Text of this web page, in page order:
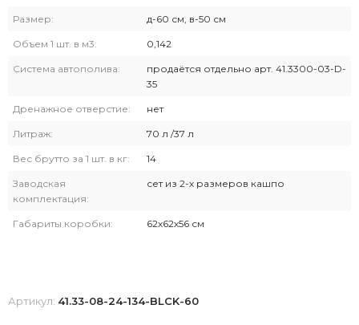
Размер: д-60 см, в-50 см
Объем 1 шт. в м3: 0,142
Система автополива:
продаётся отдельно арт. 41.3300-03-D-
35
Дренажное отверстие: нет
Литраж: 70 л /37 л
Вес брутто за 1 шт. в кг: 14
Заводская
комплектация:
сет из 2-х размеров кашпо
Габариты коробки: 62х62х56 см
Артикул: 41.33-08-24-134-BLCK-60